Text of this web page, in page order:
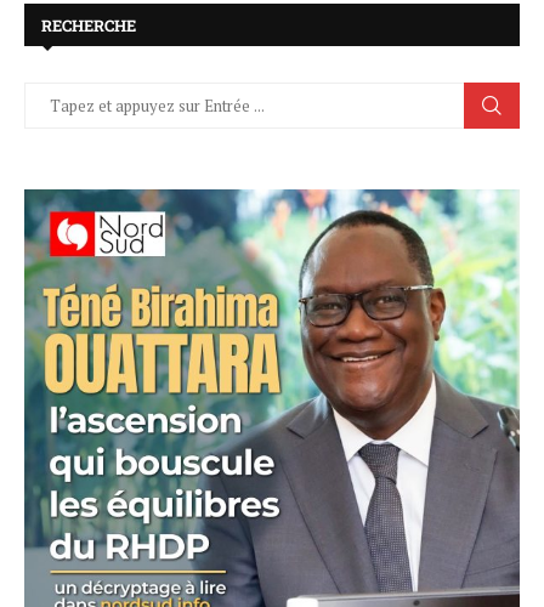
RECHERCHE